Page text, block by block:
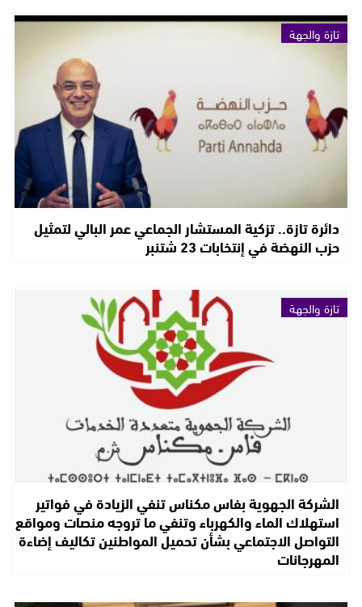
تازة والجهة
دائرة تازة.. تزكية المستشار الجماعي عمر البالي لتمثيل
حزب النهضة في إنتخابات 23 شتنبر
تازة والجهة
الشركة الجهوية بفاس مكناس تنفي الزيادة في فواتير
استهلاك الماء والكهرباء وتنفي ما تروجه منصات ومواقع
التواصل الاجتماعي بشأن تحميل المواطنين تكاليف إضاءة
المهرجانات